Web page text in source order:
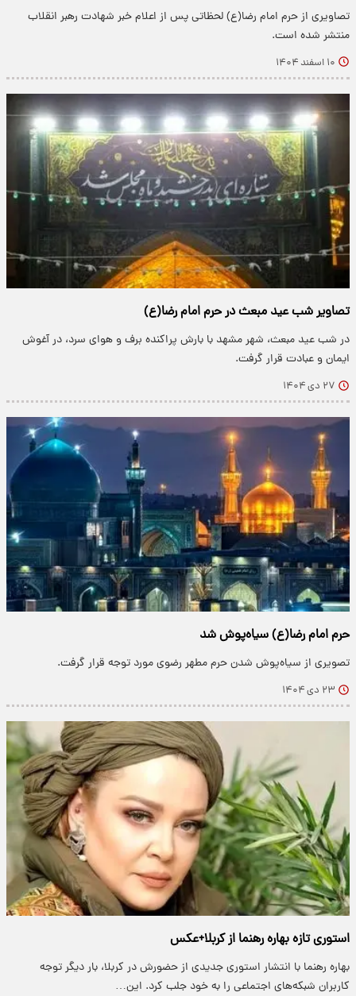
تصاویری از حرم امام رضا(ع) لحظاتی پس از اعلام خبر شهادت رهبر انقلاب
منتشر شده است.
۱۰ اسفند ۱۴۰۴
تصاویر شب عید مبعث در حرم امام رضا(ع)
در شب عید مبعث، شهر مشهد با بارش پراکنده برف و هوای سرد، در آغوش
ایمان و عبادت قرار گرفت.
۲۷ دی ۱۴۰۴
حرم امام رضا(ع) سیاه‌پوش شد
تصویری از سیاه‌پوش شدن حرم مطهر رضوی مورد توجه قرار گرفت.
۲۳ دی ۱۴۰۴
استوری تازه بهاره رهنما از کربلا+عکس
بهاره رهنما با انتشار استوری جدیدی از حضورش در کربلا، بار دیگر توجه
کاربران شبکه‌های اجتماعی را به خود جلب کرد. این…